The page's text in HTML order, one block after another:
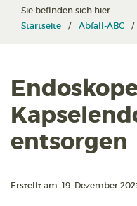
Sie befinden sich hier:
Startseite
Abfall-ABC
entsorgen
Erstellt am: 19. Dezember